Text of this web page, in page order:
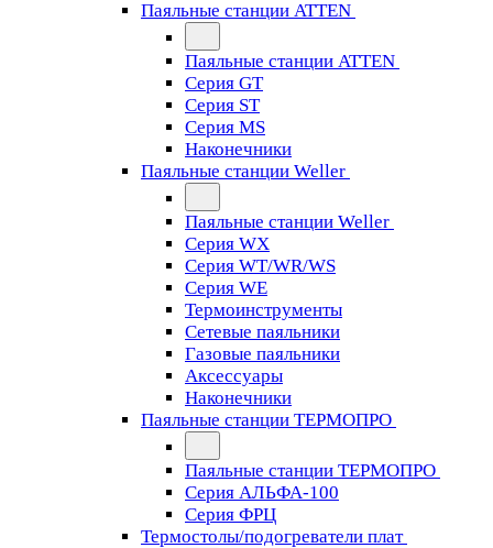
Паяльные станции ATTEN
Паяльные станции ATTEN
Серия GT
Серия ST
Серия MS
Наконечники
Паяльные станции Weller
Паяльные станции Weller
Серия WX
Серия WT/WR/WS
Серия WE
Термоинструменты
Сетевые паяльники
Газовые паяльники
Аксессуары
Наконечники
Паяльные станции ТЕРМОПРО
Паяльные станции ТЕРМОПРО
Серия АЛЬФА-100
Серия ФРЦ
Термостолы/подогреватели плат